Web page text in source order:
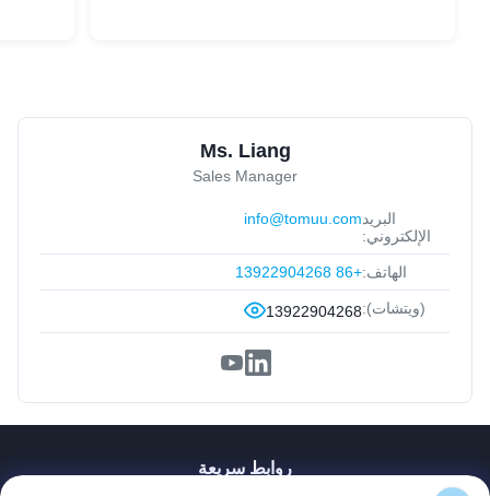
Ms. Liang
Sales Manager
البريد
الإلكتروني:
info@tomuu.com
الهاتف:+86 13922904268
(ويتشات):13922904268
روابط سريعة